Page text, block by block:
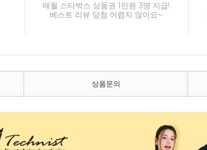
매월 스타벅스 상품권 1만원 3명 지급!
베스트 리뷰 당첨 어렵지 않아요~
상품문의